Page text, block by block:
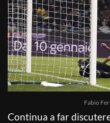
Fabio
Continua a far